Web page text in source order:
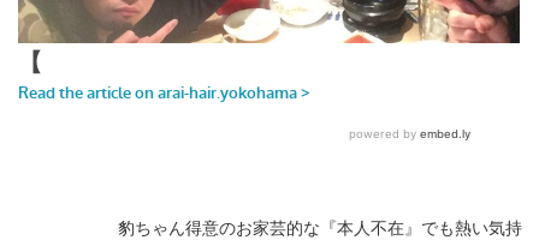
豹ちゃん得意のお家芸的な『本人不在』でも熱い気持